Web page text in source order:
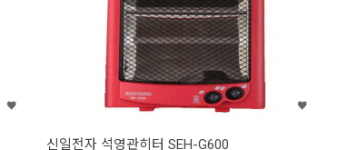
신일전자 석영관히터 SEH-G600